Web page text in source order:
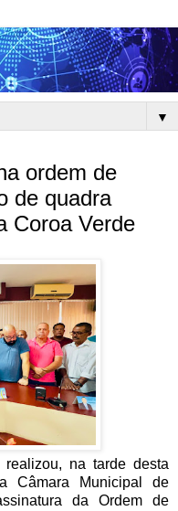
▼
ordem de
de quadra
Coroa Verde
na tarde desta
Câmara Municipal de
da Ordem de